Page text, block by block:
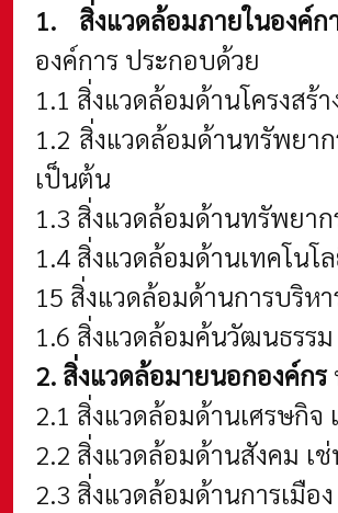
1. สิ่งแวดล้อมภายในองค์ก
องค์การ ประกอบด้วย
1.1 สิ่งแวดล้อมด้านโครงสร้
1.2 สิ่งแวดล้อมด้านทรัพยา
เป็นต้น
1.3 สิ่งแวดล้อมด้านทรัพยา
1.4 สิ่งแวดล้อมด้านเทคโนโ
15 สิ่งแวดล้อมด้านการบริห
1.6 สิ่งแวดล้อมค้นวัฒนธรร
2. สิ่งแวดล้อมายนอกองค์กร
2.1 สิ่งแวดล้อมด้านเศรษกิจ
2.2 สิ่งแวดล้อมด้านสังคม เ
2.3 สิ่งแวดล้อมด้านการเมือ